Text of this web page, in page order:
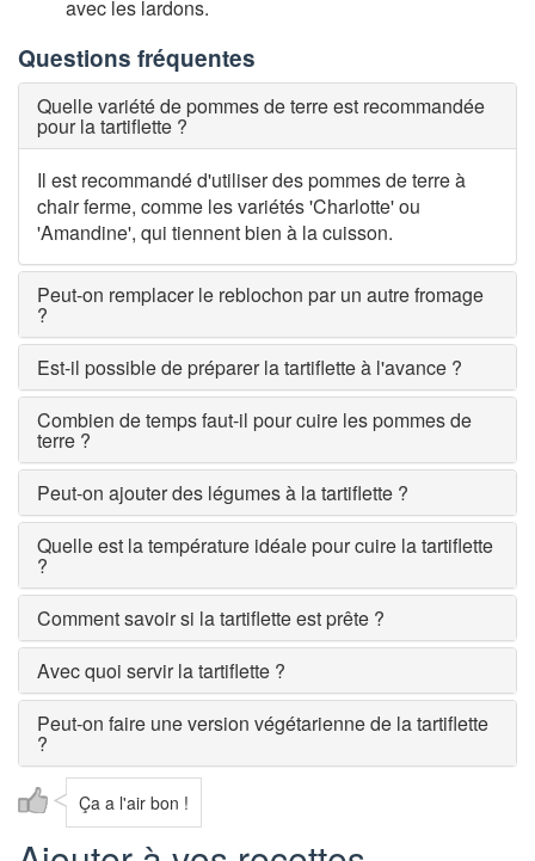
avec les lardons.
Questions fréquentes
Quelle variété de pommes de terre est recommandée
pour la tartiflette ?
Il est recommandé d'utiliser des pommes de terre à
chair ferme, comme les variétés 'Charlotte' ou
'Amandine', qui tiennent bien à la cuisson.
Peut-on remplacer le reblochon par un autre fromage
?
Est-il possible de préparer la tartiflette à l'avance ?
Combien de temps faut-il pour cuire les pommes de
terre ?
Peut-on ajouter des légumes à la tartiflette ?
Quelle est la température idéale pour cuire la tartiflette
?
Comment savoir si la tartiflette est prête ?
Avec quoi servir la tartiflette ?
Peut-on faire une version végétarienne de la tartiflette
?
Ça a l'air bon !